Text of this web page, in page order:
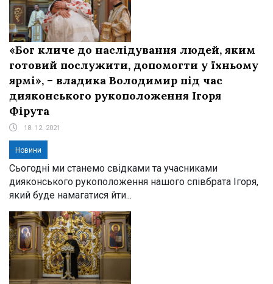
«Бог кличе до наслідування людей, яким
готовий послужити, допомогти у їхньому
ярмі», – владика Володимир під час
дияконського рукоположення Ігоря
Фірута
18. 12. 2021
Новини
Сьогодні ми станемо свідками та учасниками
дияконського рукоположення нашого співбрата Ігоря,
який буде намагатися йти...